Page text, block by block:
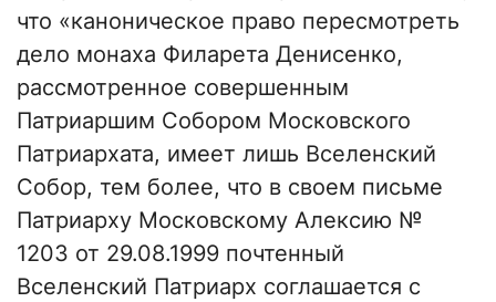
что «каноническое право пересмотреть
дело монаха Филарета Денисенко,
рассмотренное совершенным
Патриаршим Собором Московского
Патриархата, имеет лишь Вселенский
Собор, тем более, что в своем письме
Патриарху Московскому Алексию №
1203 от 29.08.1999 почтенный
Вселенский Патриарх соглашается с